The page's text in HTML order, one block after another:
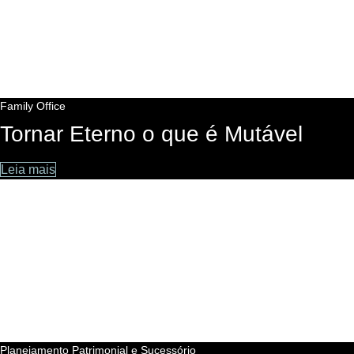
Family Office
Tornar Eterno o que é Mutável
Leia mais
Planejamento Patrimonial e Sucessório